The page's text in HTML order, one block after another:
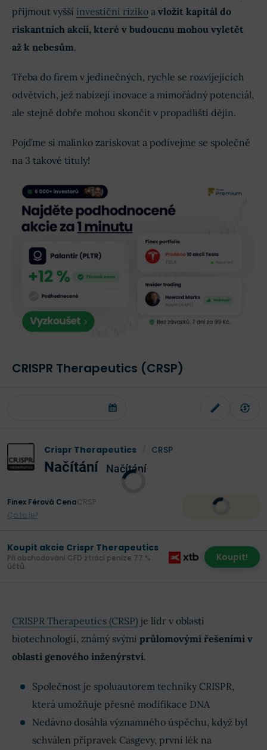
přijmout vyšší investiční riziko a vložit kapitál do
riskantních akcií, které v budoucnu mohou vyletět
až k nebesům.
Třeba do firem v jedinečných, rychle se rozvíjejících
odvětvích, jež nabízejí inovace a mimořádný potenciál,
ale stejně dobře mohou skončit v propadlišti dějin.
Pojďme si malinko zariskovat a podívejme se společně
na 3 takové tituly!
CRISPR Therapeutics (CRSP)
Crispr Therapeutics CRSP
Načítání Načítání
Finex Férová CenaCRSP
Co to je?
Koupit akcie Crispr Therapeutics
Při obchodování CFD ztrácí peníze 77 %
účtů.
Koupit!
CRISPR Therapeutics (CRSP) je lídr v oblasti
biotechnologií, známý svými průlomovými řešeními v
oblasti genového inženýrství.
Společnost je spoluautorem techniky CRISPR,
která umožňuje přesné modifikace DNA
Nedávno dosáhla významného úspěchu, když byl
schválen přípravek Casgevy, první lék na